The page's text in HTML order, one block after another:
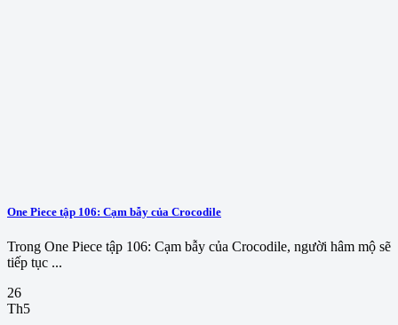
One Piece tập 106: Cạm bẫy của Crocodile
Trong One Piece tập 106: Cạm bẫy của Crocodile, người hâm mộ sẽ
tiếp tục ...
26
Th5